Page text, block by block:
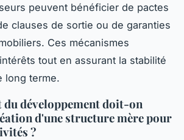
peuvent bénéficier de pactes
clauses de sortie ou de garanties
Ces mécanismes
tout en assurant la stabilité
long terme.
du développement doit-on
d'une structure mère pour
?